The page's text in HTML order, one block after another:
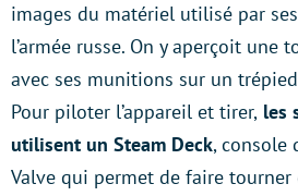
images du matériel utilisé par
l’armée russe. On y aperçoit une
avec ses munitions sur un
Pour piloter l’appareil et tirer, les
utilisent un Steam Deck, console
Valve qui permet de faire tourner